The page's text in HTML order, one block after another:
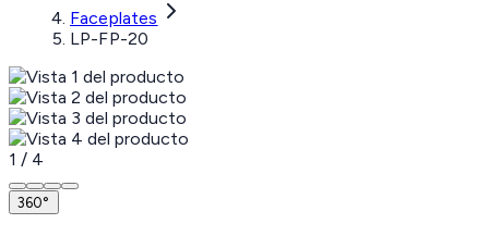
Faceplates
LP-FP-20
1 / 4
360°